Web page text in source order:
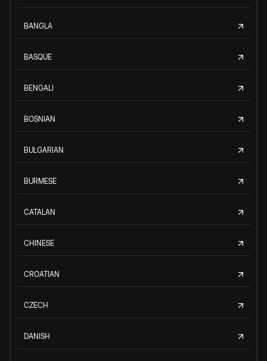
BANGLA
BASQUE
BENGALI
BOSNIAN
BULGARIAN
BURMESE
CATALAN
CHINESE
CROATIAN
CZECH
DANISH